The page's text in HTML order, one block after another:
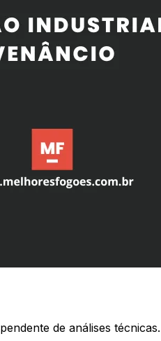
de análises técnicas.